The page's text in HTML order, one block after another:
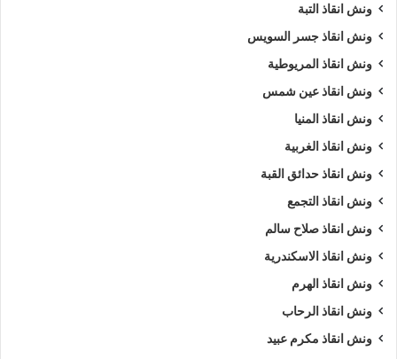
ونش انقاذ التبة
ونش انقاذ جسر السويس
ونش انقاذ المريوطية
ونش انقاذ عين شمس
ونش انقاذ المنيا
ونش انقاذ الغربية
ونش انقاذ حدائق القبة
ونش انقاذ التجمع
ونش انقاذ صلاح سالم
ونش انقاذ الاسكندرية
ونش انقاذ الهرم
ونش انقاذ الرحاب
ونش انقاذ مكرم عبيد